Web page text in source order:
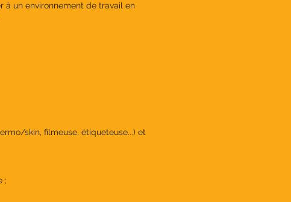
à un environnement de travail en
skin, filmeuse, étiqueteuse...) et
;